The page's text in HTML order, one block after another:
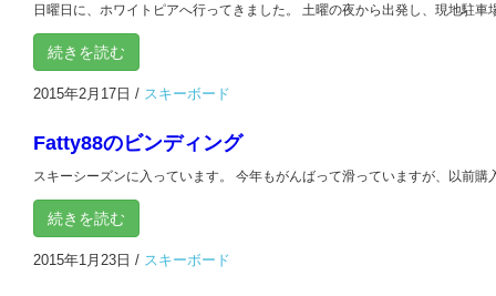
日曜日に、ホワイトピアへ行ってきました。 土曜の夜から出発し、現地駐車
続きを読む
2015年2月17日 / スキーボード
Fatty88のビンディング
スキーシーズンに入っています。 今年もがんばって滑っていますが、以前購
続きを読む
2015年1月23日 / スキーボード